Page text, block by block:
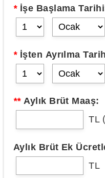
*İşe Başlama
*İşten Ayrılma
**Aylık Brüt Maaş:
TL
Aylık Brüt Ek
TL